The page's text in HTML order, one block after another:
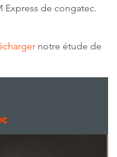
de congatec.
notre étude de